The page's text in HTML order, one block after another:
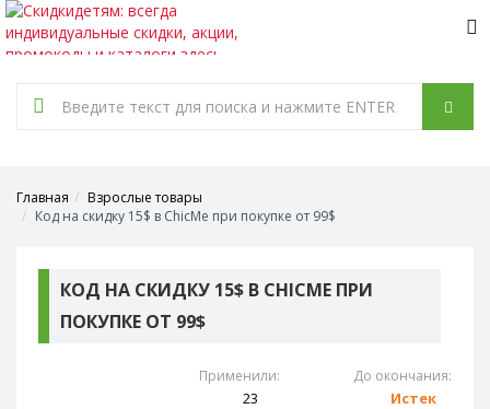
Главная
Взрослые товары
Код на скидку 15$ в ChicMe при покупке от 99$
КОД НА СКИДКУ 15$ В CHICME ПРИ
ПОКУПКЕ ОТ 99$
Применили:
23
До окончания:
Истек